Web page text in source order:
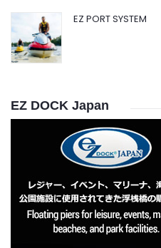
EZ PORT SYSTEM
EZ DOCK Japan